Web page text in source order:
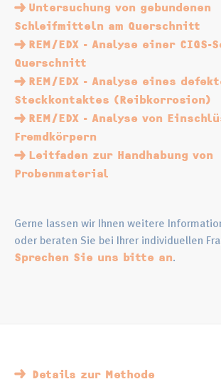
Untersuchung von gebundenen
Schleifmitteln am Querschnitt
REM/EDX - Analyse einer CIGS-
Querschnitt
REM/EDX - Analyse eines
Steckkontaktes (Reibkorrosion)
REM/EDX - Analyse von
Fremdkörpern
Leitfaden zur Handhabung von
Probenmaterial
Gerne lassen wir Ihnen weitere
oder beraten Sie bei Ihrer individuellen
Sprechen Sie uns bitte an.
Details zur Methode